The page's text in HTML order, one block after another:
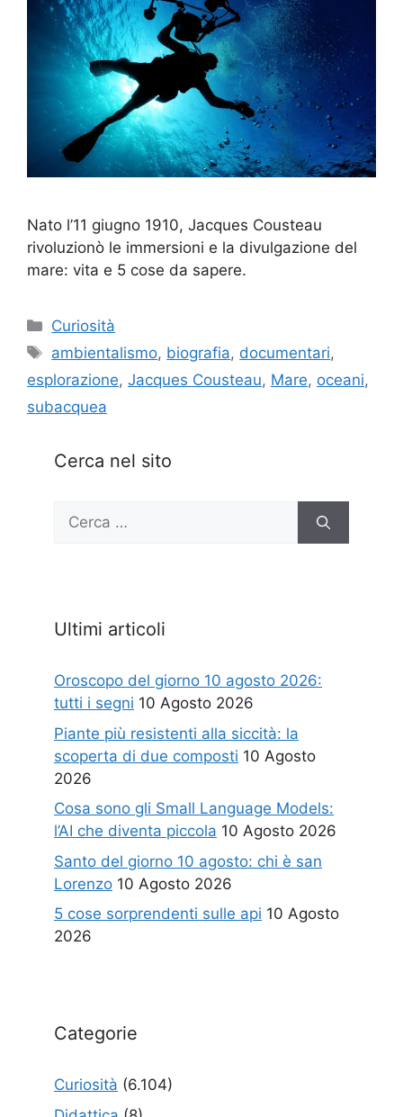
Nato l’11 giugno 1910, Jacques Cousteau
rivoluzionò le immersioni e la divulgazione del
mare: vita e 5 cose da sapere.
Categorie
Curiosità
Tag
ambientalismo, biografia, documentari,
esplorazione, Jacques Cousteau, Mare, oceani,
subacquea
Cerca nel sito
Ricerca
Ultimi articoli
Oroscopo del giorno 10 agosto 2026:
tutti i segni 10 Agosto 2026
Piante più resistenti alla siccità: la
scoperta di due composti 10 Agosto
2026
Cosa sono gli Small Language Models:
l’AI che diventa piccola 10 Agosto 2026
Santo del giorno 10 agosto: chi è san
Lorenzo 10 Agosto 2026
5 cose sorprendenti sulle api 10 Agosto
2026
Categorie
Curiosità (6.104)